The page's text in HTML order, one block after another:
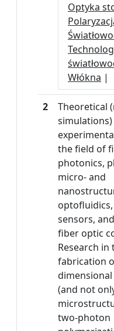
Optyka
Włókna |
2
Theoretical
simulations)
the field of
photonics,
micro- and
sensors,
fiber optic
Research
fabrication
(and not
two-photon